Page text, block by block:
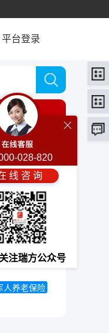
平台登录
人养老保险
028-820
线 咨 询
注瑞方公众号